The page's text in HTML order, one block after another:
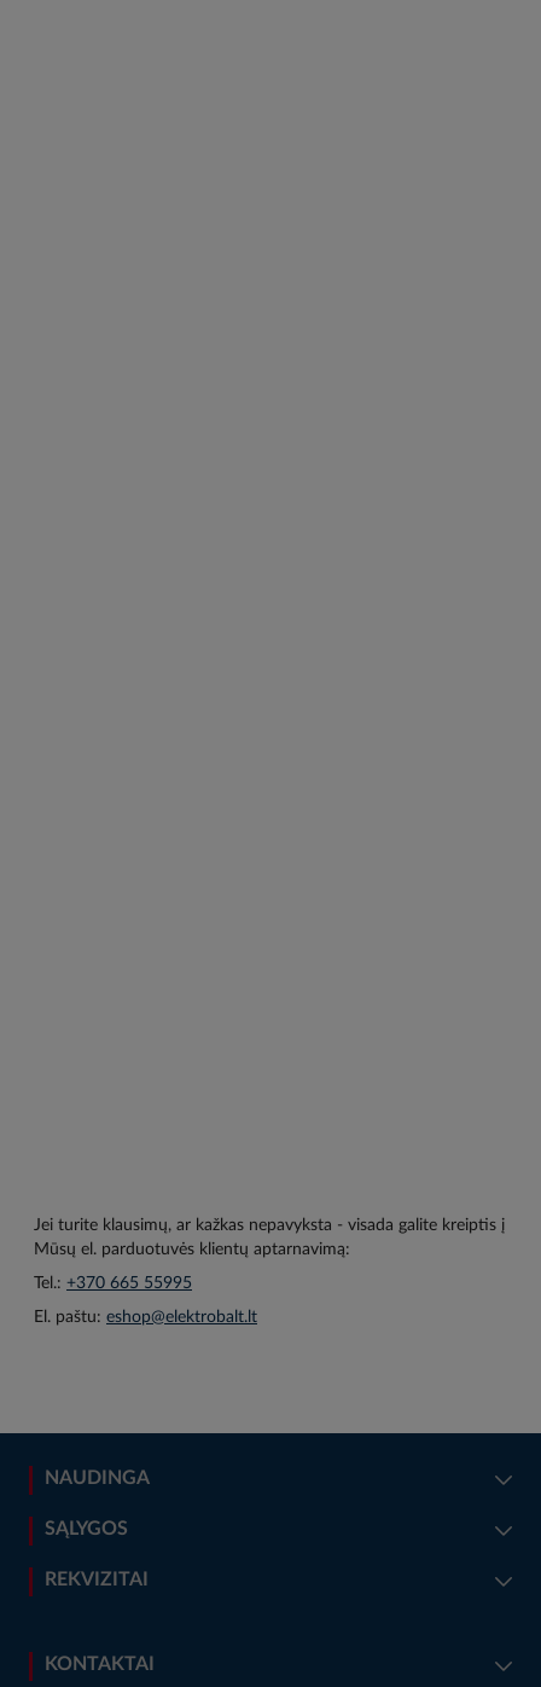
Jei turite klausimų, ar kažkas nepavyksta - visada galite kreiptis į
Mūsų el. parduotuvės klientų aptarnavimą:
Tel.: +370 665 55995
El. paštu: eshop@elektrobalt.lt
NAUDINGA
SĄLYGOS
REKVIZITAI
KONTAKTAI